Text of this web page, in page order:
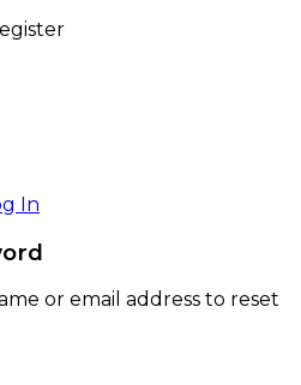
In
or email address to reset